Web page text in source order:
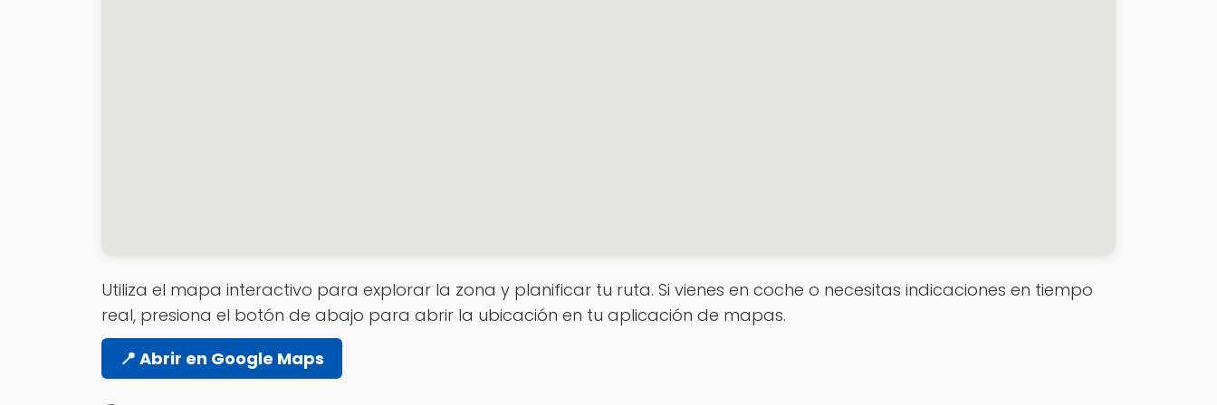
Utiliza el mapa interactivo para explorar la zona y planificar tu ruta. Si vienes en coche o necesitas indicaciones en tiempo
real, presiona el botón de abajo para abrir la ubicación en tu aplicación de mapas.
📍 Abrir en Google Maps